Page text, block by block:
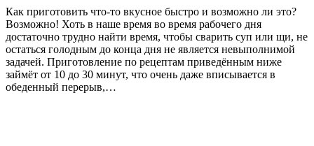
Как приготовить что-то вкусное быстро и возможно ли это?
Возможно! Хоть в наше время во время рабочего дня
достаточно трудно найти время, чтобы сварить суп или щи, не
остаться голодным до конца дня не является невыполнимой
задачей. Приготовление по рецептам приведённым ниже
займёт от 10 до 30 минут, что очень даже вписывается в
обеденный перерыв,…